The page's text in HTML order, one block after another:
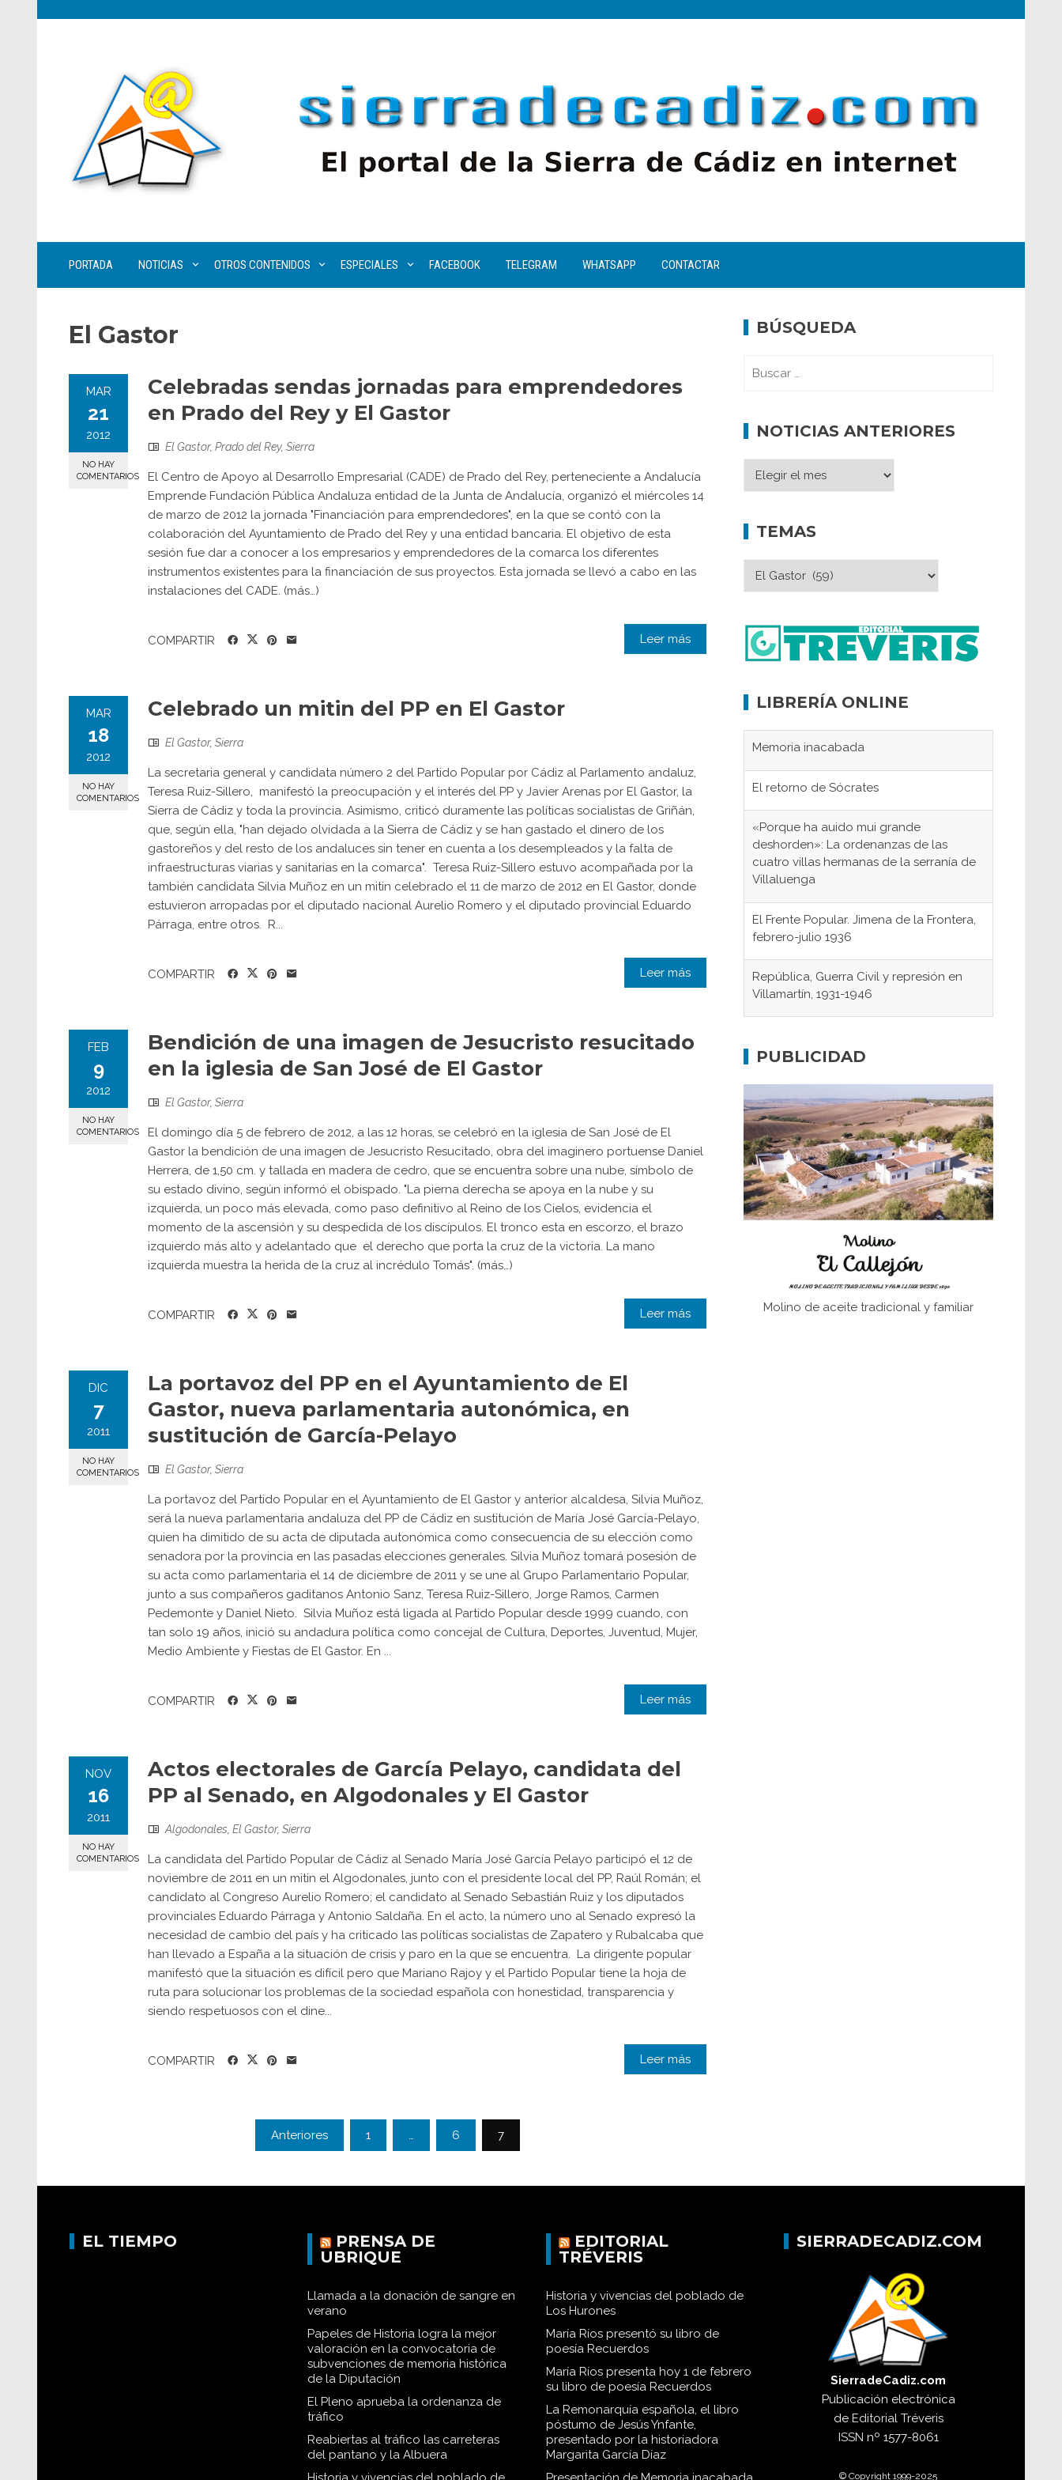
PORTADA NOTICIAS OTROS CONTENIDOS ESPECIALES FACEBOOK TELEGRAM WHATSAPP CONTACTAR
El Gastor
MAR
21
2012
NO HAY
COMENTARIOS
Celebradas sendas jornadas para emprendedores
en Prado del Rey y El Gastor
El Gastor, Prado del Rey, Sierra
El Centro de Apoyo al Desarrollo Empresarial (CADE) de Prado del Rey, perteneciente a Andalucía
Emprende Fundación Pública Andaluza entidad de la Junta de Andalucía, organizó el miércoles 14
de marzo de 2012 la jornada "Financiación para emprendedores", en la que se contó con la
colaboración del Ayuntamiento de Prado del Rey y una entidad bancaria. El objetivo de esta
sesión fue dar a conocer a los empresarios y emprendedores de la comarca los diferentes
instrumentos existentes para la financiación de sus proyectos. Esta jornada se llevó a cabo en las
instalaciones del CADE. (más…)
Leer más
COMPARTIR
MAR
18
2012
NO HAY
COMENTARIOS
Celebrado un mitin del PP en El Gastor
El Gastor, Sierra
La secretaria general y candidata número 2 del Partido Popular por Cádiz al Parlamento andaluz,
Teresa Ruiz-Sillero, manifestó la preocupación y el interés del PP y Javier Arenas por El Gastor, la
Sierra de Cádiz y toda la provincia. Asimismo, criticó duramente las políticas socialistas de Griñán,
que, según ella, "han dejado olvidada a la Sierra de Cádiz y se han gastado el dinero de los
gastoreños y del resto de los andaluces sin tener en cuenta a los desempleados y la falta de
infraestructuras viarias y sanitarias en la comarca". Teresa Ruiz-Sillero estuvo acompañada por la
también candidata Silvia Muñoz en un mitin celebrado el 11 de marzo de 2012 en El Gastor, donde
estuvieron arropadas por el diputado nacional Aurelio Romero y el diputado provincial Eduardo
Párraga, entre otros. R...
Leer más
COMPARTIR
FEB
9
2012
NO HAY
COMENTARIOS
Bendición de una imagen de Jesucristo resucitado
en la iglesia de San José de El Gastor
El Gastor, Sierra
El domingo día 5 de febrero de 2012, a las 12 horas, se celebró en la iglesia de San José de El
Gastor la bendición de una imagen de Jesucristo Resucitado, obra del imaginero portuense Daniel
Herrera, de 1,50 cm. y tallada en madera de cedro, que se encuentra sobre una nube, símbolo de
su estado divino, según informó el obispado. "La pierna derecha se apoya en la nube y su
izquierda, un poco más elevada, como paso definitivo al Reino de los Cielos, evidencia el
momento de la ascensión y su despedida de los discípulos. El tronco esta en escorzo, el brazo
izquierdo más alto y adelantado que el derecho que porta la cruz de la victoria. La mano
izquierda muestra la herida de la cruz al incrédulo Tomás". (más…)
Leer más
COMPARTIR
DIC
7
2011
NO HAY
COMENTARIOS
La portavoz del PP en el Ayuntamiento de El
Gastor, nueva parlamentaria autonómica, en
sustitución de García-Pelayo
El Gastor, Sierra
La portavoz del Partido Popular en el Ayuntamiento de El Gastor y anterior alcaldesa, Silvia Muñoz,
será la nueva parlamentaria andaluza del PP de Cádiz en sustitución de María José García-Pelayo,
quien ha dimitido de su acta de diputada autonómica como consecuencia de su elección como
senadora por la provincia en las pasadas elecciones generales. Silvia Muñoz tomará posesión de
su acta como parlamentaria el 14 de diciembre de 2011 y se une al Grupo Parlamentario Popular,
junto a sus compañeros gaditanos Antonio Sanz, Teresa Ruiz-Sillero, Jorge Ramos, Carmen
Pedemonte y Daniel Nieto. Silvia Muñoz está ligada al Partido Popular desde 1999 cuando, con
tan solo 19 años, inició su andadura política como concejal de Cultura, Deportes, Juventud, Mujer,
Medio Ambiente y Fiestas de El Gastor. En ...
Leer más
COMPARTIR
NOV
16
2011
NO HAY
COMENTARIOS
Actos electorales de García Pelayo, candidata del
PP al Senado, en Algodonales y El Gastor
Algodonales El Gastor, Sierra
La candidata del Partido Popular de Cádiz al Senado María José García Pelayo participó el 12 de
noviembre de 2011 en un mitin el Algodonales, junto con el presidente local del PP, Raúl Román; el
candidato al Congreso Aurelio Romero; el candidato al Senado Sebastián Ruiz y los diputados
provinciales Eduardo Párraga y Antonio Saldaña. En el acto, la número uno al Senado expresó la
necesidad de cambio del país y ha criticado las políticas socialistas de Zapatero y Rubalcaba que
han llevado a España a la situación de crisis y paro en la que se encuentra. La dirigente popular
manifestó que la situación es difícil pero que Mariano Rajoy y el Partido Popular tiene la hoja de
ruta para solucionar los problemas de la sociedad española con honestidad, transparencia y
siendo respetuosos con el dine...
Leer más
COMPARTIR
Anteriores 1 … 6 7
BÚSQUEDA
NOTICIAS ANTERIORES
TEMAS
LIBRERÍA ONLINE
Memoria inacabada
El retorno de Sócrates
«Porque ha auido mui grande
deshorden»: La ordenanzas de las
cuatro villas hermanas de la serranía de
Villaluenga
El Frente Popular. Jimena de la Frontera,
febrero-julio 1936
República, Guerra Civil y represión en
Villamartín, 1931-1946
concentración nazis
fundaciones de Bornos
El Frente Popular. Ubrique, febrero-julio
1936
Juntar las letras. La alfabetización en el
campo: del afán de saber a la
Historia y vivencias del poblado de Los
PUBLICIDAD
Molino de aceite tradicional y familiar
EL TIEMPO
PRENSA DE
UBRIQUE
Llamada a la donación de sangre en
verano
Papeles de Historia logra la mejor
valoración en la convocatoria de
subvenciones de memoria histórica
de la Diputación
El Pleno aprueba la ordenanza de
tráfico
Reabiertas al tráfico las carreteras
del pantano y la Albuera
EDITORIAL
TRÉVERIS
Historia y vivencias del poblado de
Los Hurones
María Ríos presentó su libro de
poesía Recuerdos
María Ríos presenta hoy 1 de febrero
su libro de poesía Recuerdos
La Remonarquía española, el libro
póstumo de Jesús Ynfante,
presentado por la historiadora
Margarita García Díaz
SIERRADECADIZ.COM
SierradeCadiz.com
Publicación electrónica
de Editorial Tréveris
ISSN nº 1577-8061
© Copyright 1999-2025